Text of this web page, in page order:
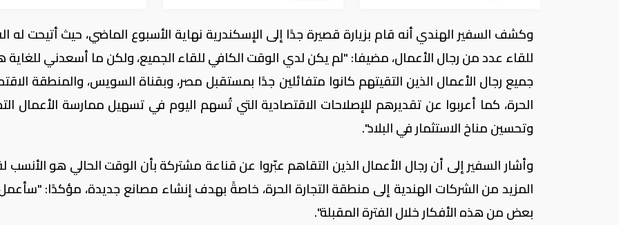
وكشف السفير الهندي أنه قام بزيارة قصيرة جدًا إلى الإسكندرية نهاية الأسبوع الماضي، حيث أتيحت له
للقاء عدد من رجال الأعمال، مضيفا: "لم يكن لدي الوقت الكافي للقاء الجميع، ولكن ما أسعدني للغاية
جميع رجال الأعمال الذين التقيتهم كانوا متفائلين جدًا بمستقبل مصر، وبقناة السويس، والمنطقة
الحرة، كما أعربوا عن تقديرهم للإصلاحات الاقتصادية التي تُسهم اليوم في تسهيل ممارسة الأعمال
وتحسين مناخ الاستثمار في البلاد".
وأشار السفير إلى أن رجال الأعمال الذين التقاهم عبّروا عن قناعة مشتركة بأن الوقت الحالي هو الأنسب
المزيد من الشركات الهندية إلى منطقة التجارة الحرة، خاصةً بهدف إنشاء مصانع جديدة، مؤكدًا:
بعض من هذه الأفكار خلال الفترة المقبلة".